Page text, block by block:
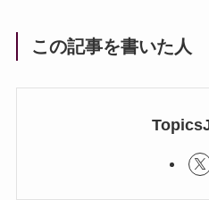
この記事を書いた人